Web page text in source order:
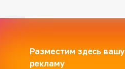
Разместим здесь вашу
рекламу